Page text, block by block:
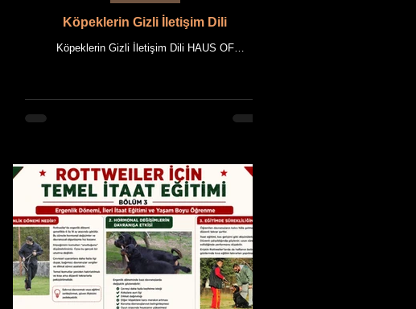
Köpeklerin Gizli İletişim Dili
Köpeklerin Gizli İletişim Dili HAUS OF
Giriş Köpekler yalnızca havlayarak iletişim kuran
bilişsel nörobilim alanlarında yapılan araştırmalar,
köpeklerin birbirleriyle ve insanlarla oldukça
karmaşık